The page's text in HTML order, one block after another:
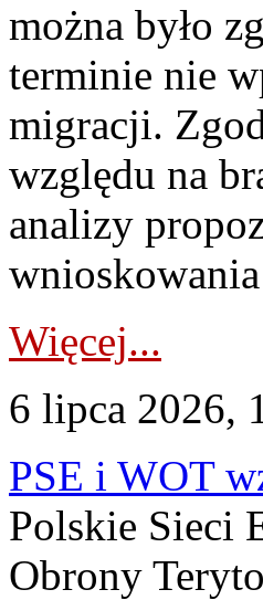
można było
terminie nie
migracji.
względu na
analizy
Więcej...
6 lipca 2026,
PSE i WOT
Polskie Sieci
Obrony